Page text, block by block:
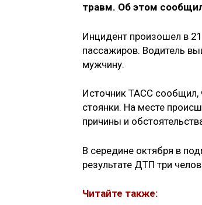
травм. Об этом
Инцидент произошел в
пассажиров. Водитель
мужчину.
Источник ТАСС сообщил,
стоянки. На месте
причины и
В середине октября в
результате ДТП три
Читайте также: